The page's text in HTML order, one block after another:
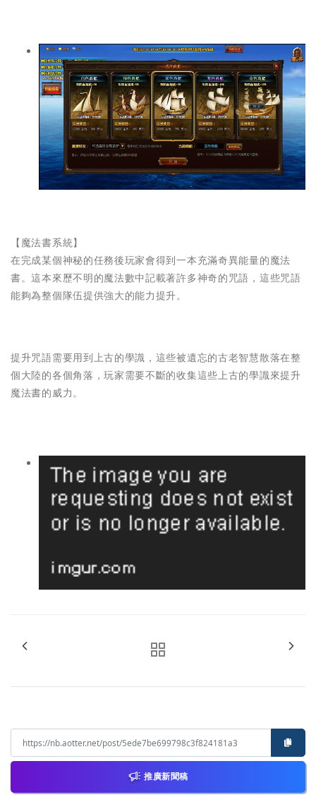
【魔法書系統】
在完成某個神秘的任務後玩家會得到一本充滿奇異能量的魔法
書。這本來歷不明的魔法數中記載著許多神奇的咒語，這些咒語
能夠為整個隊伍提供強大的能力提升。
提升咒語需要用到上古的學識，這些被遺忘的古老智慧散落在整
個大陸的各個角落，玩家需要不斷的收集這些上古的學識來提升
魔法書的威力。
推廣新聞稿